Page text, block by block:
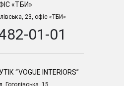
«ТБИ»
23, офіс «ТБИ»
01-01
“VOGUE INTERIORS”